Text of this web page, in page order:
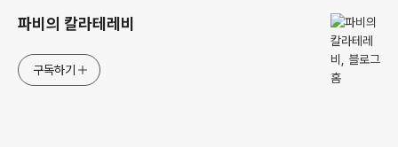
파비의 칼라테레비
구독하기